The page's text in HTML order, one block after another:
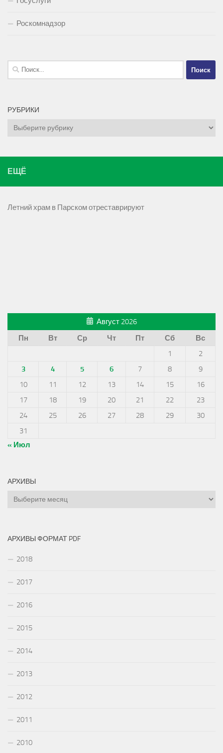
Роскомнадзор
Найти:
РУБРИКИ
Рубрики
ЕЩЁ
Летний храм в Парском отреставрируют
Август 2026
Пн
Вт Ср Чт Пт Сб
Вс
1
2
3
4 5 6 7 8
9
10
11 12 13 14 15
16
17
18 19 20 21 22
23
24
25 26 27 28 29
30
31
« Июл
АРХИВЫ
Архивы
АРХИВЫ ФОРМАТ PDF
2018
2017
2016
2015
2014
2013
2012
2011
2010